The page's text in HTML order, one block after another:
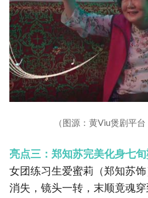
（图源：黄Viu煲剧平台
亮点三：郑知苏完美化身七
女团练习生爱蜜莉（郑知苏
消失，镜头一转，末顺竟魂